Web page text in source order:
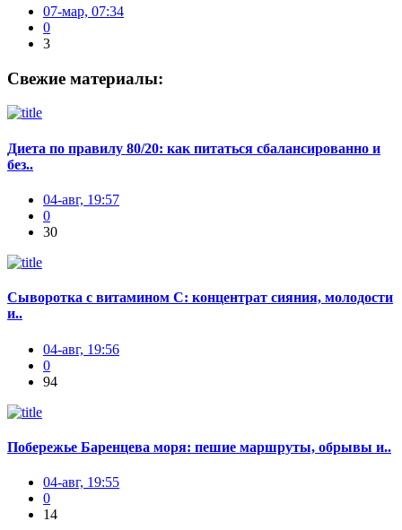
07-мар, 07:34
0
3
Свежие материалы:
Диета по правилу 80/20: как питаться сбалансированно и
без..
04-авг, 19:57
0
30
Сыворотка с витамином С: концентрат сияния, молодости
и..
04-авг, 19:56
0
94
Побережье Баренцева моря: пешие маршруты, обрывы и..
04-авг, 19:55
0
14